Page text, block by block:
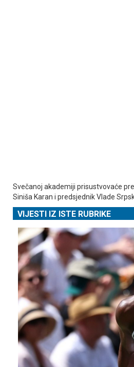
Svečanoj akademiji prisustvovaće
Siniša Karan i predsjednik Vlade
VIJESTI IZ ISTE RUBRIKE